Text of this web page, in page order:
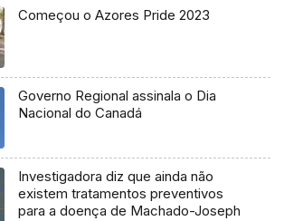
Começou o Azores Pride 2023
Governo Regional assinala o Dia
Nacional do Canadá
Investigadora diz que ainda não
existem tratamentos preventivos
para a doença de Machado-Joseph